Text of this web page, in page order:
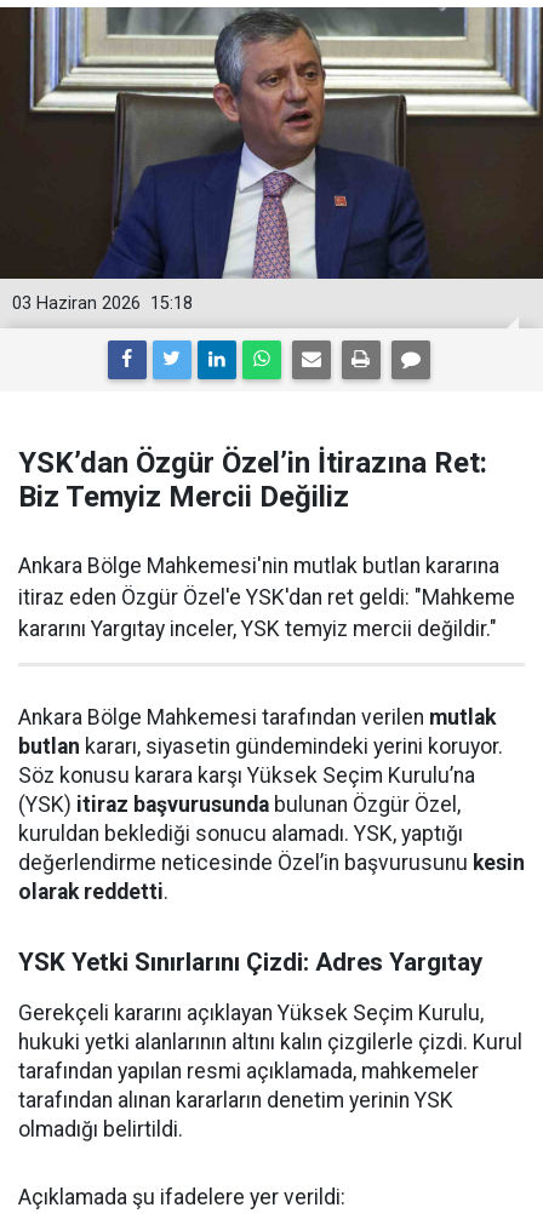
15:18
03 Haziran 2026
YSK’dan Özgür Özel’in İtirazına Ret:
Biz Temyiz Mercii Değiliz
Ankara Bölge Mahkemesi'nin mutlak butlan kararına
itiraz eden Özgür Özel'e YSK'dan ret geldi: "Mahkeme
kararını Yargıtay inceler, YSK temyiz mercii değildir."
Ankara Bölge Mahkemesi tarafından verilen mutlak
butlan kararı, siyasetin gündemindeki yerini koruyor.
Söz konusu karara karşı Yüksek Seçim Kurulu’na
(YSK) itiraz başvurusunda bulunan Özgür Özel,
kuruldan beklediği sonucu alamadı. YSK, yaptığı
değerlendirme neticesinde Özel’in başvurusunu kesin
olarak reddetti.
YSK Yetki Sınırlarını Çizdi: Adres Yargıtay
Gerekçeli kararını açıklayan Yüksek Seçim Kurulu,
hukuki yetki alanlarının altını kalın çizgilerle çizdi. Kurul
tarafından yapılan resmi açıklamada, mahkemeler
tarafından alınan kararların denetim yerinin YSK
olmadığı belirtildi.
Açıklamada şu ifadelere yer verildi: